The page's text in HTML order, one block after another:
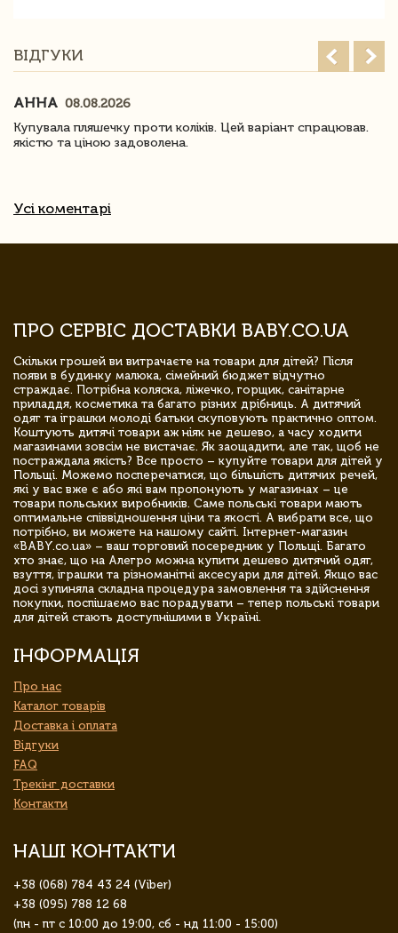
ВІДГУКИ
АННА 08.08.2026
Купувала пляшечку проти коліків. Цей варіант спрацював.
якістю та ціною задоволена.
Усі коментарі
ПРО СЕРВІС ДОСТАВКИ BABY.CO.UA
Скільки грошей ви витрачаєте на товари для дітей? Після
появи в будинку малюка, сімейний бюджет відчутно
страждає. Потрібна коляска, ліжечко, горщик, санітарне
приладдя, косметика та багато різних дрібниць. А дитячий
одяг та іграшки молоді батьки скуповують практично оптом.
Коштують дитячі товари аж ніяк не дешево, а часу ходити
магазинами зовсім не вистачає. Як заощадити, але так, щоб не
постраждала якість? Все просто – купуйте товари для дітей у
Польщі. Можемо посперечатися, що більшість дитячих речей,
які у вас вже є або які вам пропонують у магазинах – це
товари польських виробників. Саме польські товари мають
оптимальне співвідношення ціни та якості. А вибрати все, що
потрібно, ви можете на нашому сайті. Інтернет-магазин
«BABY.co.ua» – ваш торговий посередник у Польщі. Багато
хто знає, що на Алегро можна купити дешево дитячий одяг,
взуття, іграшки та різноманітні аксесуари для дітей. Якщо вас
досі зупиняла складна процедура замовлення та здійснення
покупки, поспішаємо вас порадувати – тепер польські товари
для дітей стають доступнішими в Україні.
ІНФОРМАЦІЯ
Про нас
Каталог товарів
Доставка і оплата
Відгуки
FAQ
Трекінг доставки
Контакти
НАШІ КОНТАКТИ
+38 (068) 784 43 24 (Viber)
+38 (095) 788 12 68
(пн - пт с 10:00 до 19:00, сб - нд 11:00 - 15:00)